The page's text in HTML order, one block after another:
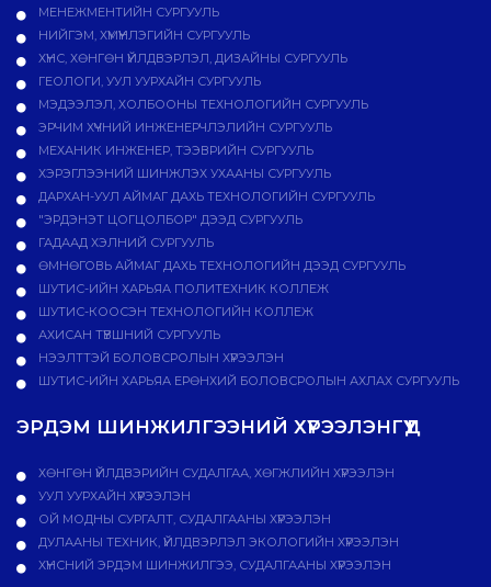
МЕНЕЖМЕНТИЙН СУРГУУЛЬ
НИЙГЭМ, ХҮМҮҮНЛЭГИЙН СУРГУУЛЬ
ХҮНС, ХӨНГӨН ҮЙЛДВЭРЛЭЛ, ДИЗАЙНЫ СУРГУУЛЬ
ГЕОЛОГИ, УУЛ УУРХАЙН СУРГУУЛЬ
МЭДЭЭЛЭЛ, ХОЛБООНЫ ТЕХНОЛОГИЙН СУРГУУЛЬ
ЭРЧИМ ХҮЧНИЙ ИНЖЕНЕРЧЛЭЛИЙН СУРГУУЛЬ
МЕХАНИК ИНЖЕНЕР, ТЭЭВРИЙН СУРГУУЛЬ
ХЭРЭГЛЭЭНИЙ ШИНЖЛЭХ УХААНЫ СУРГУУЛЬ
ДАРХАН-УУЛ АЙМАГ ДАХЬ ТЕХНОЛОГИЙН СУРГУУЛЬ
"ЭРДЭНЭТ ЦОГЦОЛБОР" ДЭЭД СУРГУУЛЬ
ГАДААД ХЭЛНИЙ СУРГУУЛЬ
ӨМНӨГОВЬ АЙМАГ ДАХЬ ТЕХНОЛОГИЙН ДЭЭД СУРГУУЛЬ
ШУТИС-ИЙН ХАРЬЯА ПОЛИТЕХНИК КОЛЛЕЖ
ШУТИС-КООСЭН ТЕХНОЛОГИЙН КОЛЛЕЖ
АХИСАН ТҮВШНИЙ СУРГУУЛЬ
НЭЭЛТТЭЙ БОЛОВСРОЛЫН ХҮРЭЭЛЭН
ШУТИС-ИЙН ХАРЬЯА ЕРӨНХИЙ БОЛОВСРОЛЫН АХЛАХ СУРГУУЛЬ
ЭРДЭМ ШИНЖИЛГЭЭНИЙ ХҮРЭЭЛЭНГҮҮД
ХӨНГӨН ҮЙЛДВЭРИЙН СУДАЛГАА, ХӨГЖЛИЙН ХҮРЭЭЛЭН
УУЛ УУРХАЙН ХҮРЭЭЛЭН
ОЙ МОДНЫ СУРГАЛТ, СУДАЛГААНЫ ХҮРЭЭЛЭН
ДУЛААНЫ ТЕХНИК, ҮЙЛДВЭРЛЭЛ ЭКОЛОГИЙН ХҮРЭЭЛЭН
ХҮНСНИЙ ЭРДЭМ ШИНЖИЛГЭЭ, СУДАЛГААНЫ ХҮРЭЭЛЭН